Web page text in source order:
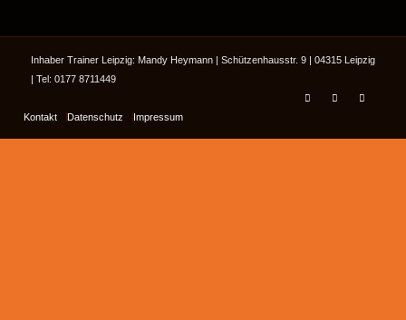
Inhaber Trainer Leipzig: Mandy Heymann | Schützenhausstr. 9 | 04315 Leipzig
| Tel: 0177 8711449
Kontakt Datenschutz Impressum